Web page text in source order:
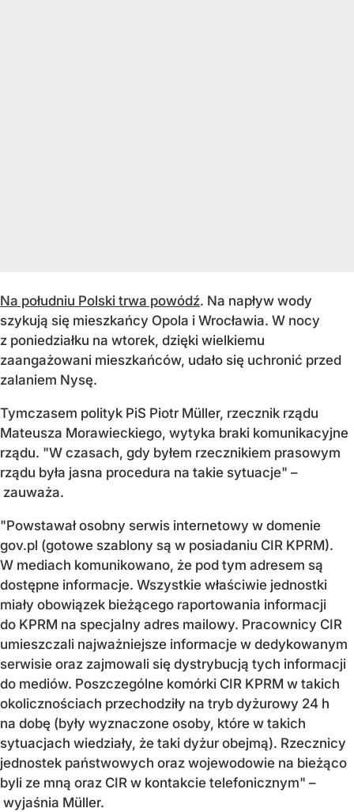
Na południu Polski trwa powódź. Na napływ wody
szykują się mieszkańcy Opola i Wrocławia. W nocy
z poniedziałku na wtorek, dzięki wielkiemu
zaangażowani mieszkańców, udało się uchronić przed
zalaniem Nysę.
Tymczasem polityk PiS Piotr Müller, rzecznik rządu
Mateusza Morawieckiego, wytyka braki komunikacyjne
rządu. "W czasach, gdy byłem rzecznikiem prasowym
rządu była jasna procedura na takie sytuacje" –
zauważa.
"Powstawał osobny serwis internetowy w domenie
gov.pl (gotowe szablony są w posiadaniu CIR KPRM).
W mediach komunikowano, że pod tym adresem są
dostępne informacje. Wszystkie właściwie jednostki
miały obowiązek bieżącego raportowania informacji
do KPRM na specjalny adres mailowy. Pracownicy CIR
umieszczali najważniejsze informacje w dedykowanym
serwisie oraz zajmowali się dystrybucją tych informacji
do mediów. Poszczególne komórki CIR KPRM w takich
okolicznościach przechodziły na tryb dyżurowy 24 h
na dobę (były wyznaczone osoby, które w takich
sytuacjach wiedziały, że taki dyżur obejmą). Rzecznicy
jednostek państwowych oraz wojewodowie na bieżąco
byli ze mną oraz CIR w kontakcie telefonicznym" –
wyjaśnia Müller.